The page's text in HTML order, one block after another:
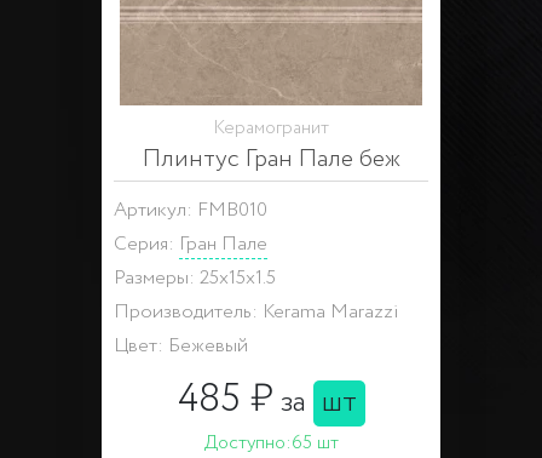
Керамогранит
Плинтус Гран Пале беж
Артикул: FMB010
Серия: Гран Пале
Размеры: 25x15x1.5
Производитель: Kerama Marazzi
Цвет: Бежевый
485 ₽за шт
Доступно:65 шт